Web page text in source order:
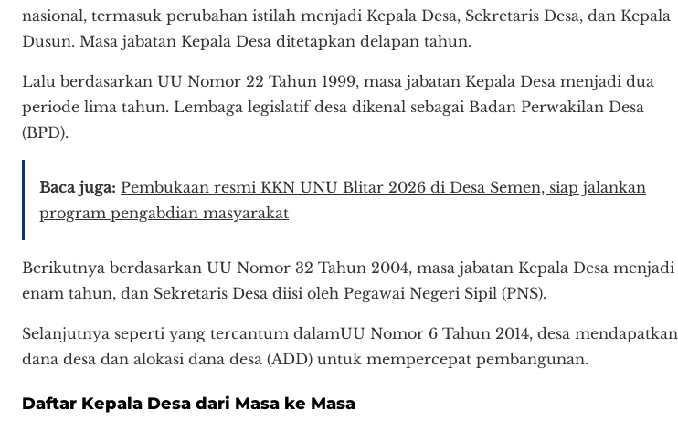
nasional, termasuk perubahan istilah menjadi Kepala Desa, Sekretaris Desa, dan Kepala
Dusun. Masa jabatan Kepala Desa ditetapkan delapan tahun.
Lalu berdasarkan UU Nomor 22 Tahun 1999, masa jabatan Kepala Desa menjadi dua
periode lima tahun. Lembaga legislatif desa dikenal sebagai Badan Perwakilan Desa
(BPD).
Baca juga: Pembukaan resmi KKN UNU Blitar 2026 di Desa Semen, siap jalankan
program pengabdian masyarakat
Berikutnya berdasarkan UU Nomor 32 Tahun 2004, masa jabatan Kepala Desa menjadi
enam tahun, dan Sekretaris Desa diisi oleh Pegawai Negeri Sipil (PNS).
Selanjutnya seperti yang tercantum dalamUU Nomor 6 Tahun 2014, desa mendapatkan
dana desa dan alokasi dana desa (ADD) untuk mempercepat pembangunan.
Daftar Kepala Desa dari Masa ke Masa